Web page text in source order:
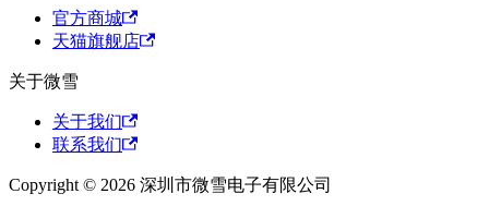
官方商城
天猫旗舰店
关于微雪
关于我们
联系我们
Copyright © 2026 深圳市微雪电子有限公司